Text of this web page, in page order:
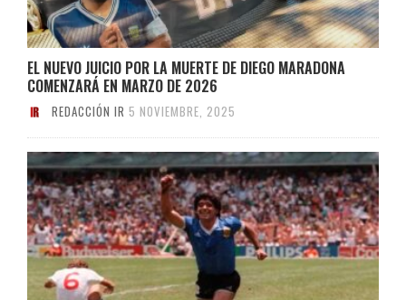
EL NUEVO JUICIO POR LA MUERTE DE DIEGO MARADONA
COMENZARÁ EN MARZO DE 2026
REDACCIÓN IR 5 NOVIEMBRE, 2025